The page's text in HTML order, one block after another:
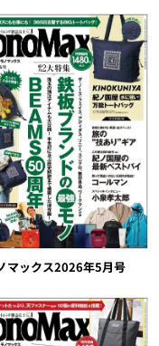
マックス2026年5月号